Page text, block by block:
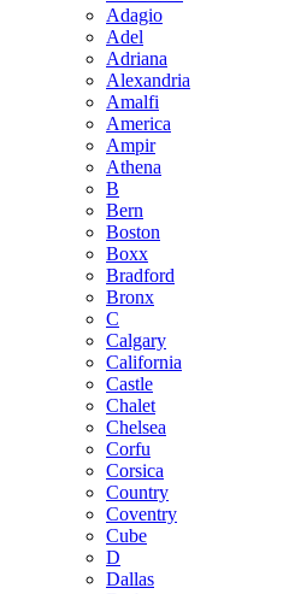
Adagio
Adel
Adriana
Alexandria
Amalfi
America
Ampir
Athena
B
Bern
Boston
Boxx
Bradford
Bronx
C
Calgary
California
Castle
Chalet
Chelsea
Corfu
Corsica
Country
Coventry
Cube
D
Dallas